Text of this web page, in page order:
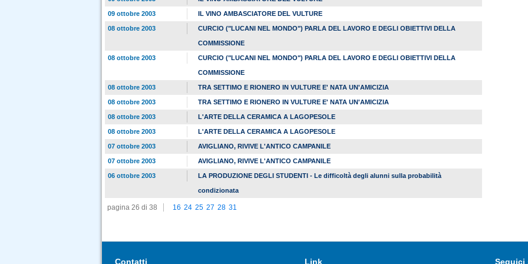
IL VINO AMBASCIATORE DEL VULTURE
09 ottobre 2003
CURCIO ("LUCANI NEL MONDO") PARLA DEL LAVORO E DEGLI OBIETTIVI DELLA
COMMISSIONE
08 ottobre 2003
CURCIO ("LUCANI NEL MONDO") PARLA DEL LAVORO E DEGLI OBIETTIVI DELLA
COMMISSIONE
08 ottobre 2003
TRA SETTIMO E RIONERO IN VULTURE E' NATA UN'AMICIZIA
08 ottobre 2003
TRA SETTIMO E RIONERO IN VULTURE E' NATA UN'AMICIZIA
08 ottobre 2003
L'ARTE DELLA CERAMICA A LAGOPESOLE
08 ottobre 2003
L'ARTE DELLA CERAMICA A LAGOPESOLE
08 ottobre 2003
AVIGLIANO, RIVIVE L'ANTICO CAMPANILE
07 ottobre 2003
AVIGLIANO, RIVIVE L'ANTICO CAMPANILE
07 ottobre 2003
LA PRODUZIONE DEGLI STUDENTI - Le difficoltà degli alunni sulla probabilità
condizionata
06 ottobre 2003
pagina 26 di 38 16 24 25 27 28 31
Contatti Link Seguici